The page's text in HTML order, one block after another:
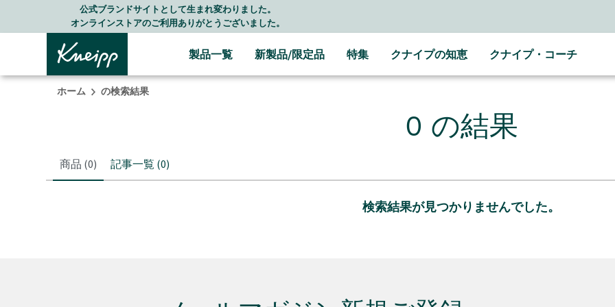
Skip to main content
Skip to footer content公式ブランドサイトとして生まれ変わりました。
オンラインストアのご利用ありがとうございました。
製品一覧 新製品/限定品 特集 クナイプの知恵 クナイプ・コーチ
ホーム の検索結果
0 の結果
商品 (0) 記事一覧 (0)
検索結果が見つかりませんでした。